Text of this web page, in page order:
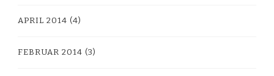
APRIL 2014 (4)
FEBRUAR 2014 (3)